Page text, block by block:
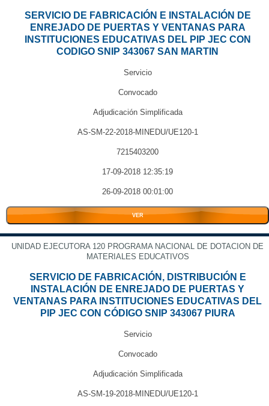
SERVICIO DE FABRICACIÓN E INSTALACIÓN DE
ENREJADO DE PUERTAS Y VENTANAS PARA
INSTITUCIONES EDUCATIVAS DEL PIP JEC CON
CODIGO SNIP 343067 SAN MARTIN
Servicio
Convocado
Adjudicación Simplificada
AS-SM-22-2018-MINEDU/UE120-1
7215403200
17-09-2018 12:35:19
26-09-2018 00:01:00
VER
UNIDAD EJECUTORA 120 PROGRAMA NACIONAL DE DOTACION DE
MATERIALES EDUCATIVOS
SERVICIO DE FABRICACIÓN, DISTRIBUCIÓN E
INSTALACIÓN DE ENREJADO DE PUERTAS Y
VENTANAS PARA INSTITUCIONES EDUCATIVAS DEL
PIP JEC CON CÓDIGO SNIP 343067 PIURA
Servicio
Convocado
Adjudicación Simplificada
AS-SM-19-2018-MINEDU/UE120-1